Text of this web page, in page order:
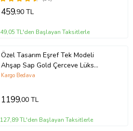
459,90 TL
49,05 TL'den Başlayan Taksitlerle
Özel Tasarım Eşref Tek Modeli
Ahşap Sap Gold Çerceve Lüks
Güneş Gözlüğü
Kargo Bedava
1199,00 TL
127,89 TL'den Başlayan Taksitlerle